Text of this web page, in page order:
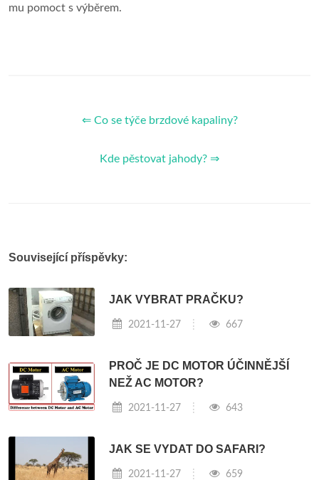
mu pomoct s výběrem.
⇐ Co se týče brzdové kapaliny?
Kde pěstovat jahody? ⇒
Související příspěvky:
JAK VYBRAT PRAČKU?
2021-11-27 667
PROČ JE DC MOTOR ÚČINNĚJŠÍ
NEŽ AC MOTOR?
2021-11-27 643
JAK SE VYDAT DO SAFARI?
2021-11-27 659